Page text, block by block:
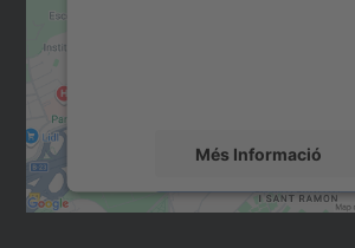
Més Informació
Accepta